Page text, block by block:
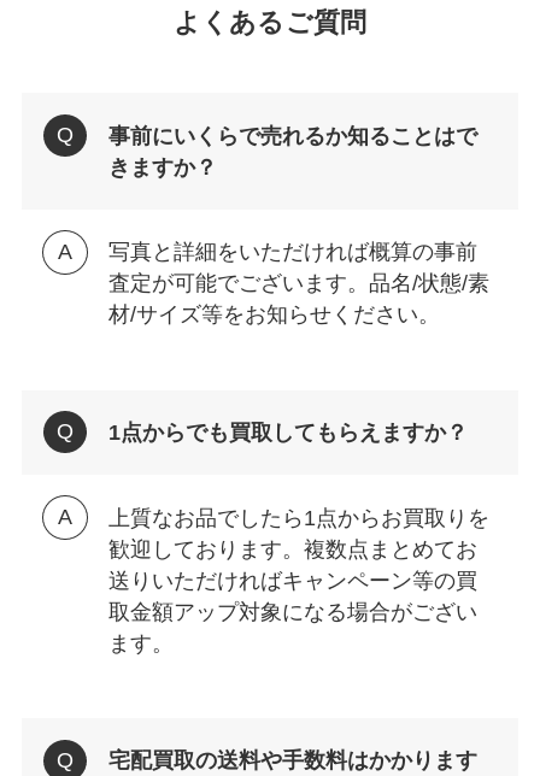
よくあるご質問
事前にいくらで売れるか知ることはで
きますか？
写真と詳細をいただければ概算の事前
査定が可能でございます。品名/状態/素
材/サイズ等をお知らせください。
1点からでも買取してもらえますか？
上質なお品でしたら1点からお買取りを
歓迎しております。複数点まとめてお
送りいただければキャンペーン等の買
取金額アップ対象になる場合がござい
ます。
宅配買取の送料や手数料はかかります